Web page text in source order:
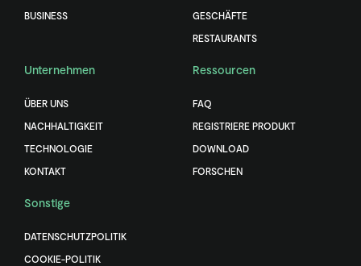
BUSINESS
GESCHÄFTE
RESTAURANTS
Unternehmen
ÜBER UNS
NACHHALTIGKEIT
TECHNOLOGIE
KONTAKT
Ressourcen
FAQ
REGISTRIERE PRODUKT
DOWNLOAD
FORSCHEN
Sonstige
DATENSCHUTZPOLITIK
COOKIE-POLITIK